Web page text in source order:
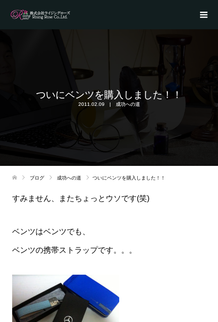
ついにベンツを購入しました！！
2011.02.09 成功への道
ブログ 成功への道 ついにベンツを購入しました！！
すみません、またちょっとウソです(笑)
ベンツはベンツでも、
ベンツの携帯ストラップです。。。